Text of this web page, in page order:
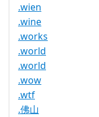
.wien
.wine
.works
.world
.world
.wow
.wtf
.佛山